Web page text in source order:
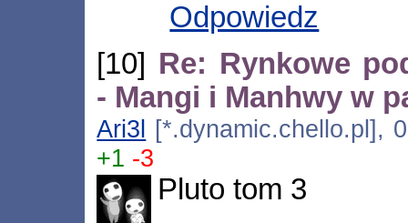
Odpowiedz
[10] Re: Rynkowe
- Mangi i Manhwy w
Ari3l [*.dynamic.chello.pl],
+1 -3
Pluto tom 3